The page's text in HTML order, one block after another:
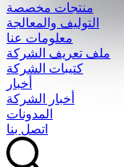
منتجات مخصصة
التوليف والمعالجة
معلومات عنا
ملف تعريف الشركة
كتيبات الشركة
أخبار
أخبار الشركة
المدونات
اتصل بنا